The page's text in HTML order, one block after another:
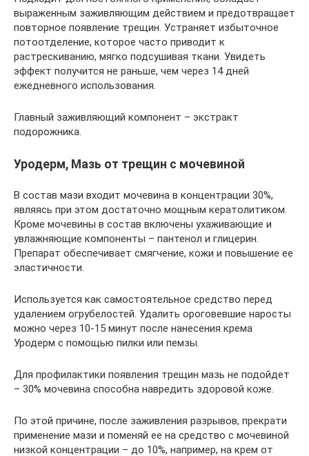
выраженным заживляющим действием и предотвращает
повторное появление трещин. Устраняет избыточное
потоотделение, которое часто приводит к
растрескиванию, мягко подсушивая ткани. Увидеть
эффект получится не раньше, чем через 14 дней
ежедневного использования.
Главный заживляющий компонент – экстракт
подорожника.
Уродерм, Мазь от трещин с мочевиной
В состав мази входит мочевина в концентрации 30%,
являясь при этом достаточно мощным кератолитиком.
Кроме мочевины в состав включены ухаживающие и
увлажняющие компоненты – пантенол и глицерин.
Препарат обеспечивает смягчение, кожи и повышение ее
эластичности.
Используется как самостоятельное средство перед
удалением огрубелостей. Удалить ороговевшие наросты
можно через 10-15 минут после нанесения крема
Уродерм с помощью пилки или пемзы.
Для профилактики появления трещин мазь не подойдет
– 30% мочевина способна навредить здоровой коже.
По этой причине, после заживления разрывов, прекрати
применение мази и поменяй ее на средство с мочевиной
низкой концентрации – до 10%, например, на крем от